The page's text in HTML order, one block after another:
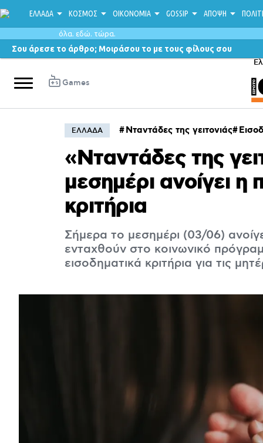
ΕΛΛΑΔΑ ΚΟΣΜΟΣ ΟΙΚΟΝΟΜΙΑ GOSSIP ΑΠΟΨΗ
όλα. εδώ. τώρα.
Σου άρεσε το άρθρο; Μοιράσου το με τους φίλους σου